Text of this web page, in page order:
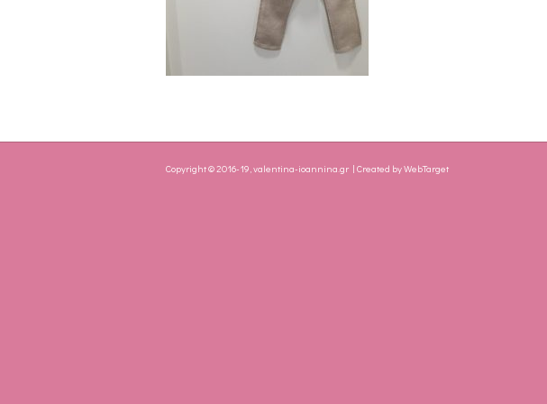
Copyright © 2016-19, valentina-ioannina.gr | Created byWebTarget